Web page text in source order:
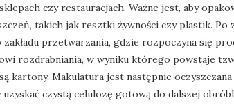
czy restauracjach. Ważne jest, aby
takich jak resztki żywności czy plastik.
przetwarzania, gdzie rozpoczyna się
rozdrabniania, w wyniku którego powstaje
kartony. Makulatura jest następnie
uzyskać czystą celulozę gotową do dalszej